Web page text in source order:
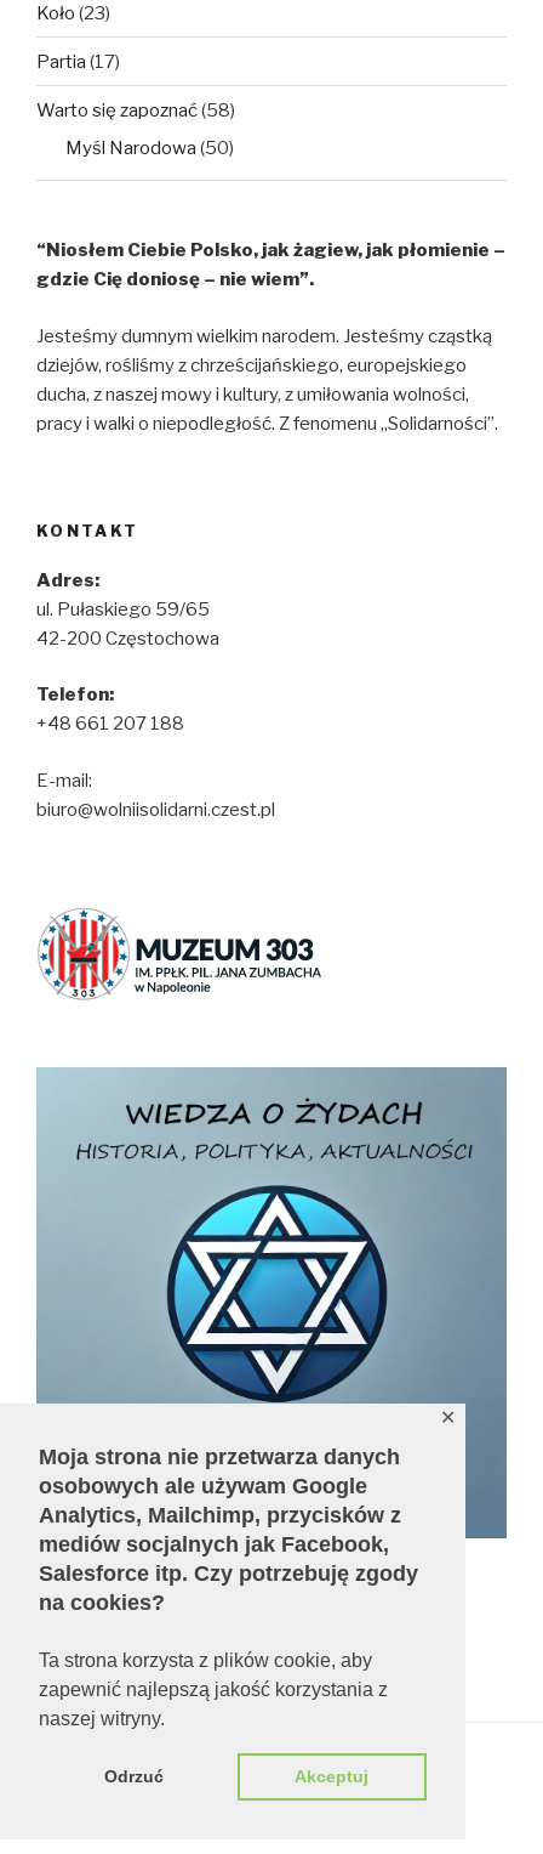
Moja strona nie przetwarza danych
osobowych ale używam Google
Analytics, Mailchimp, przycisków z
mediów socjalnych jak Facebook,
Salesforce itp. Czy potrzebuję zgody
na cookies?
Ta strona korzysta z plików cookie, aby
zapewnić najlepszą jakość korzystania z
naszej witryny.
Odrzuć Akceptuj
✕
Koło (23)
Partia (17)
Warto się zapoznać(58)
Myśl Narodowa (50)
“Niosłem Ciebie Polsko, jak żagiew, jak płomienie –
gdzie Cię doniosę – nie wiem”.
Jesteśmy dumnym wielkim narodem. Jesteśmy cząstką
dziejów, rośliśmy z chrześcijańskiego, europejskiego
ducha, z naszej mowy i kultury, z umiłowania wolności,
pracy i walki o niepodległość. Z fenomenu „Solidarności”.
KONTAKT
Adres:
ul. Pułaskiego 59/65
42-200 Częstochowa
Telefon:
+48 661 207 188
E-mail:
biuro@wolniisolidarni.czest.pl
Liczba odsłon:679786
Polityka prywatności
Dumnie wspierane przez